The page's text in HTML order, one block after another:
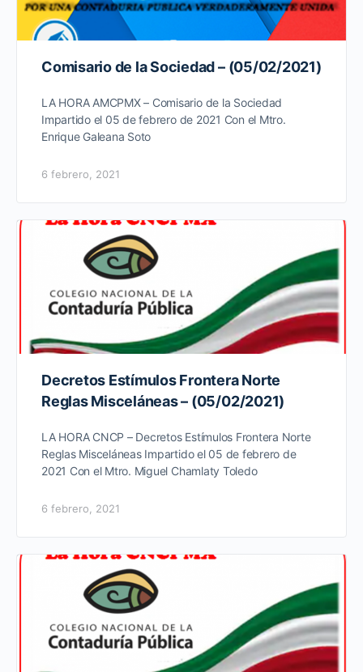
Comisario de la Sociedad – (05/02/2021)
LA HORA AMCPMX – Comisario de la Sociedad
Impartido el 05 de febrero de 2021 Con el Mtro.
Enrique Galeana Soto
6 febrero, 2021
Decretos Estímulos Frontera Norte
Reglas Misceláneas – (05/02/2021)
LA HORA CNCP – Decretos Estímulos Frontera Norte
Reglas Misceláneas Impartido el 05 de febrero de
2021 Con el Mtro. Miguel Chamlaty Toledo
6 febrero, 2021